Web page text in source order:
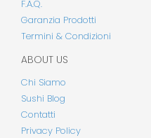
F.A.Q.
Garanzia Prodotti
Termini & Condizioni
ABOUT US
Chi Siamo
Sushi Blog
Contatti
Privacy Policy